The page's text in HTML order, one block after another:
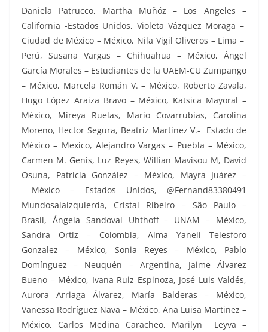
Daniela Patrucco, Martha Muñóz – Los Angeles –
California -Estados Unidos, Violeta Vázquez Moraga –
Ciudad de México – México, Nila Vigil Oliveros – Lima –
Perú, Susana Vargas – Chihuahua – México, Ángel
García Morales – Estudiantes de la UAEM-CU Zumpango
– México, Marcela Román V. – México, Roberto Zavala,
Hugo López Araiza Bravo – México, Katsica Mayoral –
México, Mireya Ruelas, Mario Covarrubias, Carolina
Moreno, Hector Segura, Beatriz Martínez V.- Estado de
México – Mexico, Alejandro Vargas – Puebla – México,
Carmen M. Genis, Luz Reyes, Willian Mavisou M, David
Osuna, Patricia González – México, Mayra Juárez –
México – Estados Unidos, @Fernand83380491
Mundosalaizquierda, Cristal Ribeiro – São Paulo –
Brasil, Ángela Sandoval Uhthoff – UNAM – México,
Sandra Ortíz – Colombia, Alma Yaneli Telesforo
Gonzalez – México, Sonia Reyes – México, Pablo
Domínguez – Neuquén – Argentina, Jaime Álvarez
Bueno – México, Ivana Ruiz Espinoza, José Luis Valdés,
Aurora Arriaga Álvarez, María Balderas – México,
Vanessa Rodríguez Nava – México, Ana Luisa Martinez –
México, Carlos Medina Caracheo, Marilyn Leyva –